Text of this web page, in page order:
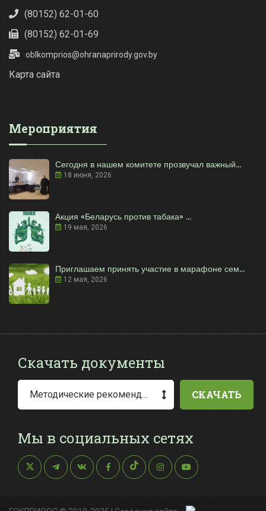
(80152) 62-01-60
(80152) 62-01-69
oblkomprios@ohranaprirody.gov.by
Карта сайта
Мероприятия
Сегодня в нашем комитете прозвучал важный...
18 июня, 2026
Акция «Беларусь против табака» ...
19 мая, 2026
Приглашаем принять участие в марафоне сем...
12 мая, 2026
Скачать документы
Методические рекомендации по заполнению заявления о выдаче разрешения на специальное водопользование СКАЧАТЬ
Мы в социальных сетях